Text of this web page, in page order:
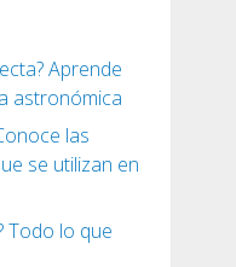
Aprende
astronómica
las
se utilizan en
Todo lo que